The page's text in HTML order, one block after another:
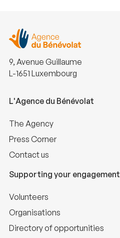
9, Avenue Guillaume
L-1651 Luxembourg
L'Agence du Bénévolat
The Agency
Press Corner
Contact us
Supporting your engagement
Volunteers
Organisations
Directory of opportunities